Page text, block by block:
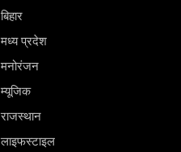
बिहार
मध्य प्रदेश
मनोरंजन
म्यूजिक
राजस्थान
लाइफस्टाइल